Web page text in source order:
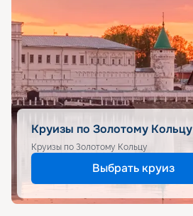
Круизы по Золотому Кольцу
Круизы по Золотому Кольцу
Выбрать круиз